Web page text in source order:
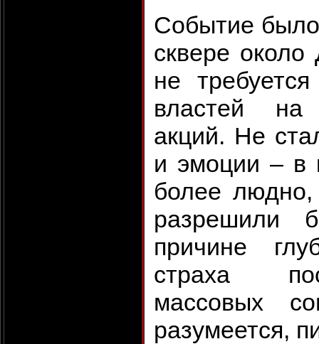
Событие
сквере
не
властей на
акций. Не
и эмоции – в
более
разрешили
причине
страха
массовых
разумеется,